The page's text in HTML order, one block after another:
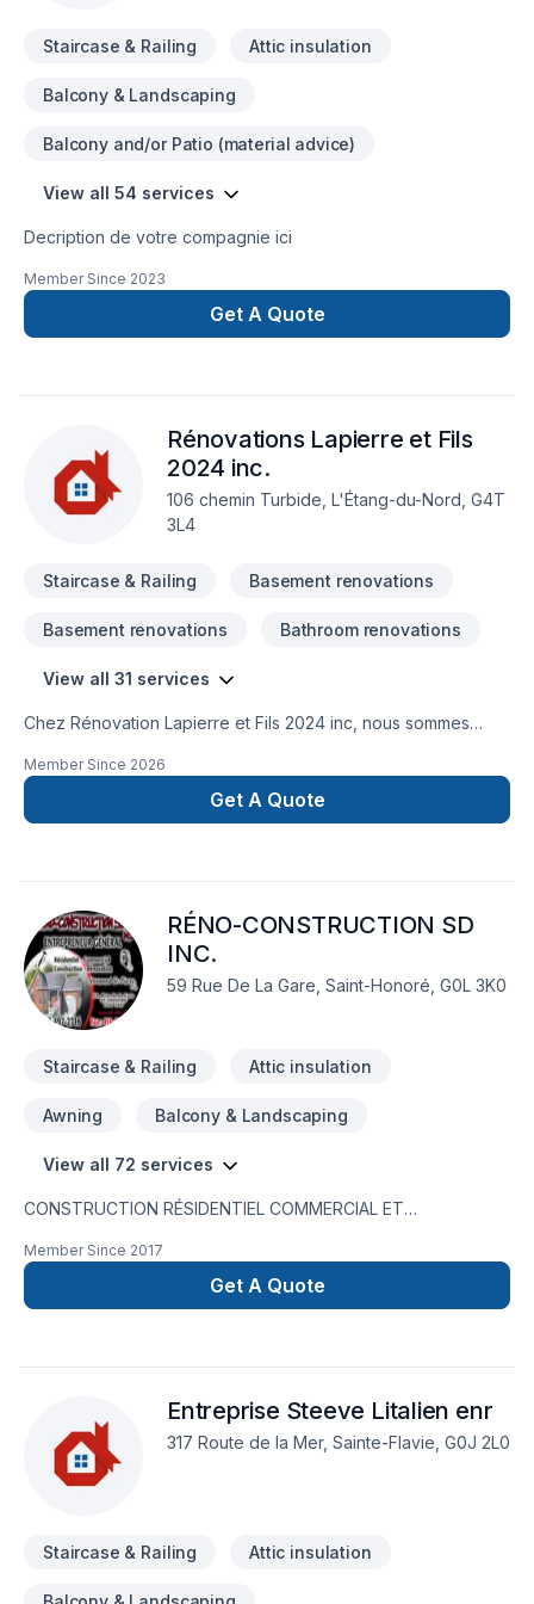
Staircase & Railing Attic insulation
Balcony & Landscaping
Balcony and/or Patio (material advice)
View all 54 services
Decription de votre compagnie ici
Member Since 2023
Get A Quote
Rénovations Lapierre et Fils
2024 inc.
106 chemin Turbide, L'Étang-du-Nord, G4T
3L4
Staircase & Railing Basement renovations
Basement renovations Bathroom renovations
View all 31 services
Chez Rénovation Lapierre et Fils 2024 inc, nous sommes
généraux résidentiels, commerciaux et industriels. Notre
entreprise offre un service complet et professionnel dans
plusieurs domaines :Rénovation intérieure et
fenêtresToiture et réparationAgrandissement et construction
neuveEntretien général et réparationsDémolition et
préparation de chantierTravaux sur mesure et projets clé en
main
Member Since 2026
Get A Quote
RÉNO-CONSTRUCTION SD
INC.
59 Rue De La Gare, Saint-Honoré, G0L 3K0
Staircase & Railing Attic insulation
Awning Balcony & Landscaping
View all 72 services
CONSTRUCTION RÉSIDENTIEL COMMERCIAL ET
Member Since 2017
Get A Quote
Entreprise Steeve Litalien enr
317 Route de la Mer, Sainte-Flavie, G0J 2L0
Staircase & Railing Attic insulation